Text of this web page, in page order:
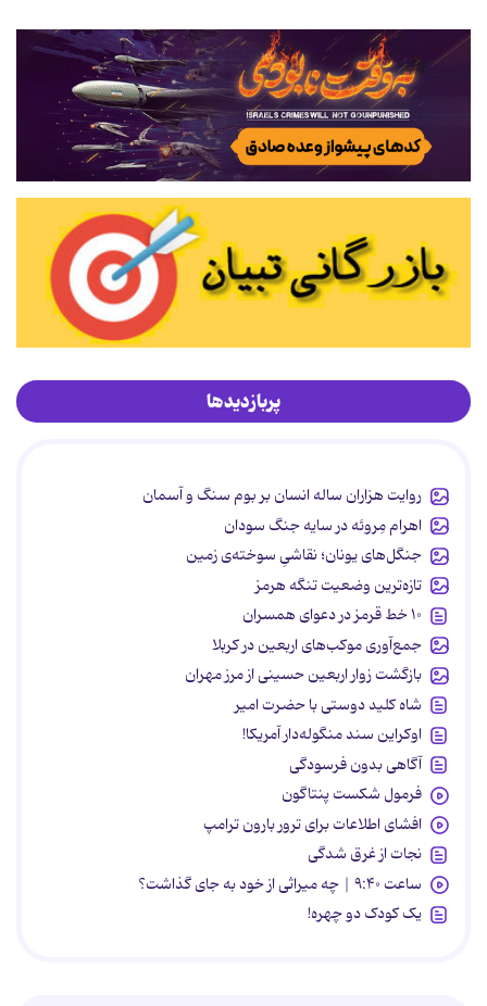
پربازدیدها
روایت هزاران ساله انسان بر بوم سنگ و آسمان
اهرام مِروئه در سایه جنگ سودان
جنگل‌های یونان؛ نقاشیِ سوخته‌ی زمین
تازه‌ترین وضعیت تنگه هرمز
۱۰ خط قرمز در دعوای همسران
جمع‌آوری موکب‌های اربعین در کربلا
بازگشت زوار اربعین حسینی از مرز مهران
شاه کلید دوستی با حضرت امیر
اوکراین سند منگوله‌دار آمریکا!
آگاهی بدون فرسودگی
فرمول شکست پنتاگون
افشای اطلاعات برای ترور بارون ترامپ
نجات از غرق شدگی
ساعت ۹:۴۰ | چه میراثی از خود به جای گذاشت؟
یک کودک دو چهره!